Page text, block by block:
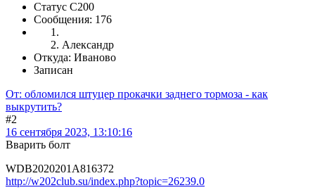
Статус C200
Сообщения: 176
Александр
Откуда: Иваново
Записан
От: обломился штуцер прокачки заднего тормоза - как
выкрутить?
#2
16 сентября 2023, 13:10:16
Вварить болт
WDB2020201A816372
http://w202club.su/index.php?topic=26239.0